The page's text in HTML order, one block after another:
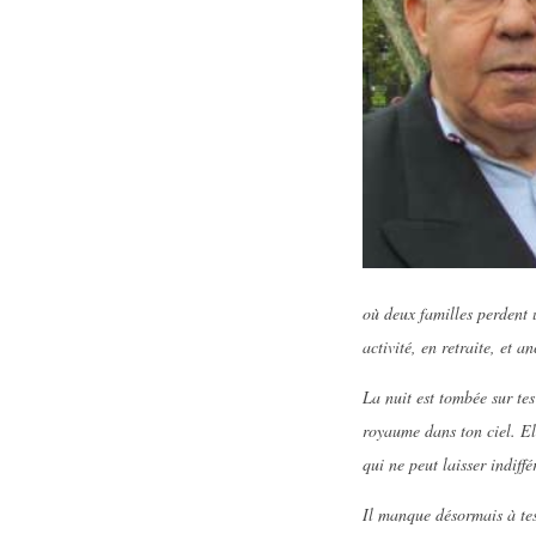
où deux familles perdent
activité, en retraite, et
La nuit est tombée sur
royaume dans ton ciel.
qui ne peut laisser
Il manque désormais à